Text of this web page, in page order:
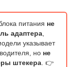
питания не
адаптера
указывает
но не
штекера. 👉